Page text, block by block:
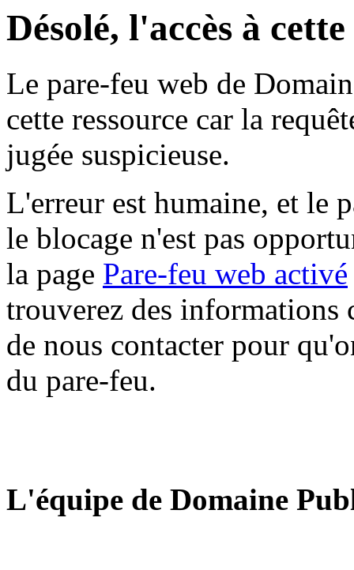
Désolé, l'accès à
Le pare-feu web de
cette ressource car la
jugée suspicieuse.
L'erreur est humaine, et le
le blocage n'est pas
la page Pare-feu web activé
trouverez des informations
de nous contacter pour
du pare-feu.
L'équipe de Domaine